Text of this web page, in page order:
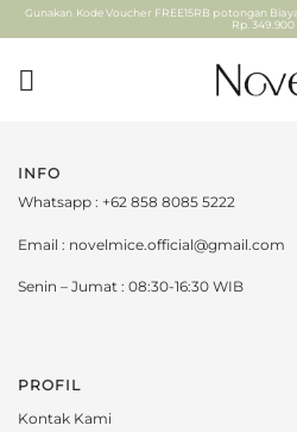
Skip
to
content
Gunakan Kode Voucher FREE15RB potongan
Rp. 349.900
INFO
Whatsapp : +62 858 8085 5222
Email : novelmice.official@gmail.com
Senin – Jumat : 08:30-16:30 WIB
PROFIL
Kontak Kami